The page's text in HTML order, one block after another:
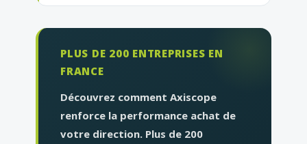
PLUS DE 200 ENTREPRISES EN
FRANCE
Découvrez comment Axiscope
renforce la performance achat de
votre direction. Plus de 200